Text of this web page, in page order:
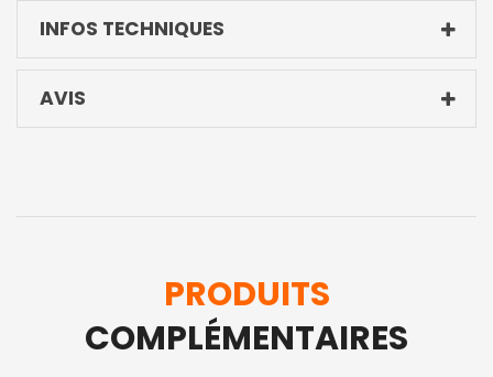
INFOS TECHNIQUES
AVIS
PRODUITS
COMPLÉMENTAIRES